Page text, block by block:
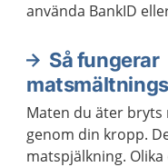
använda BankID
Så fungerar
Maten du äter
genom din kropp.
matspjälkning.